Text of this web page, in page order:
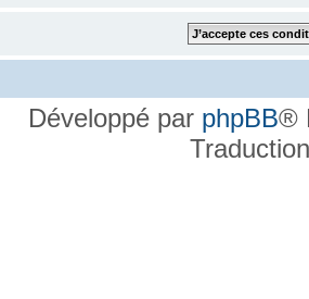
Développé par phpBB®